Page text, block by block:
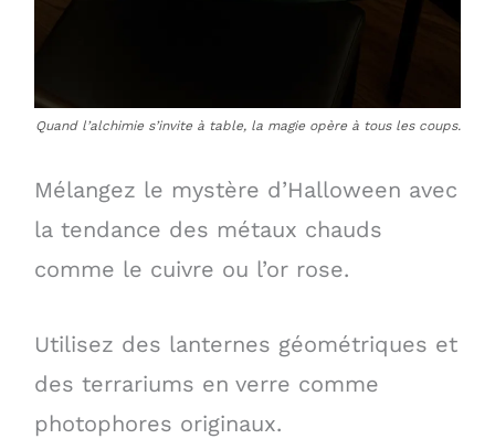
Quand l’alchimie s’invite à table, la magie opère à tous les coups.
Mélangez le mystère d’Halloween avec
la tendance des métaux chauds
comme le cuivre ou l’or rose.
Utilisez des lanternes géométriques et
des terrariums en verre comme
photophores originaux.